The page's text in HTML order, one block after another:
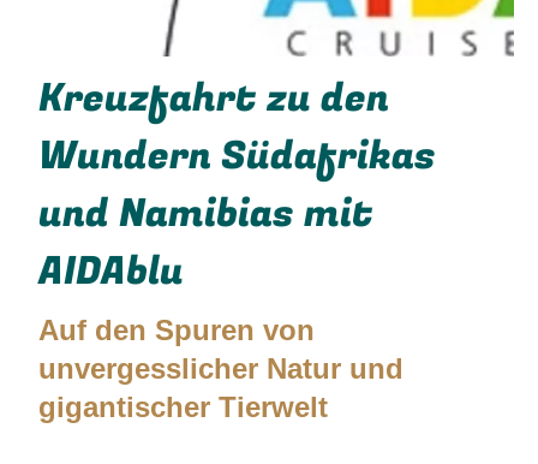
Kreuzfahrt zu den
Wundern Südafrikas
und Namibias mit
AIDAblu
Auf den Spuren von
unvergesslicher Natur und
gigantischer Tierwelt